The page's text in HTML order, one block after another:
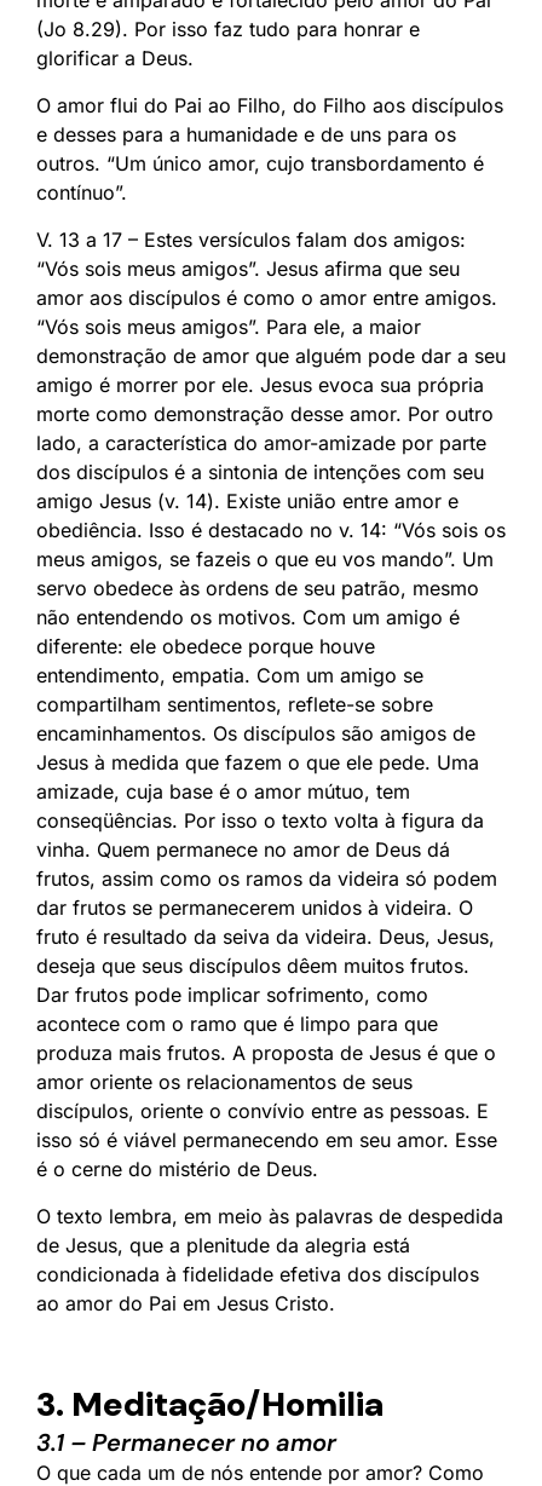
(Jo 8.29). Por isso faz tudo para honrar e
glorificar a Deus.
O amor flui do Pai ao Filho, do Filho aos discípulos
e desses para a humanidade e de uns para os
outros. “Um único amor, cujo transbordamento é
contínuo”.
V. 13 a 17 – Estes versículos falam dos amigos:
“Vós sois meus amigos”. Jesus afirma que seu
amor aos discípulos é como o amor entre amigos.
“Vós sois meus amigos”. Para ele, a maior
demonstração de amor que alguém pode dar a seu
amigo é morrer por ele. Jesus evoca sua própria
morte como demonstração desse amor. Por outro
lado, a característica do amor-amizade por parte
dos discípulos é a sintonia de intenções com seu
amigo Jesus (v. 14). Existe união entre amor e
obediência. Isso é destacado no v. 14: “Vós sois os
meus amigos, se fazeis o que eu vos mando”. Um
servo obedece às ordens de seu patrão, mesmo
não entendendo os motivos. Com um amigo é
diferente: ele obedece porque houve
entendimento, empatia. Com um amigo se
compartilham sentimentos, reflete-se sobre
encaminhamentos. Os discípulos são amigos de
Jesus à medida que fazem o que ele pede. Uma
amizade, cuja base é o amor mútuo, tem
conseqüências. Por isso o texto volta à figura da
vinha. Quem permanece no amor de Deus dá
frutos, assim como os ramos da videira só podem
dar frutos se permanecerem unidos à videira. O
fruto é resultado da seiva da videira. Deus, Jesus,
deseja que seus discípulos dêem muitos frutos.
Dar frutos pode implicar sofrimento, como
acontece com o ramo que é limpo para que
produza mais frutos. A proposta de Jesus é que o
amor oriente os relacionamentos de seus
discípulos, oriente o convívio entre as pessoas. E
isso só é viável permanecendo em seu amor. Esse
é o cerne do mistério de Deus.
O texto lembra, em meio às palavras de despedida
de Jesus, que a plenitude da alegria está
condicionada à fidelidade efetiva dos discípulos
ao amor do Pai em Jesus Cristo.
3. Meditação/Homilia
3.1 – Permanecer no amor
O que cada um de nós entende por amor? Como